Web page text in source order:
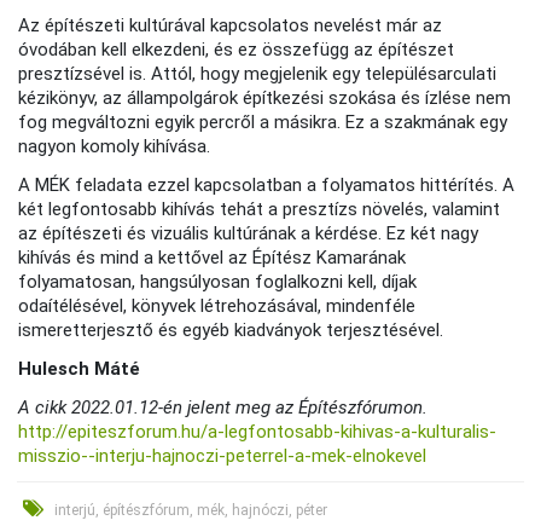
Az építészeti kultúrával kapcsolatos nevelést már az
óvodában kell elkezdeni, és ez összefügg az építészet
presztízsével is. Attól, hogy megjelenik egy településarculati
kézikönyv, az állampolgárok építkezési szokása és ízlése nem
fog megváltozni egyik percről a másikra. Ez a szakmának egy
nagyon komoly kihívása.
A MÉK feladata ezzel kapcsolatban a folyamatos hittérítés. A
két legfontosabb kihívás tehát a presztízs növelés, valamint
az építészeti és vizuális kultúrának a kérdése. Ez két nagy
kihívás és mind a kettővel az Építész Kamarának
folyamatosan, hangsúlyosan foglalkozni kell, díjak
odaítélésével, könyvek létrehozásával, mindenféle
ismeretterjesztő és egyéb kiadványok terjesztésével.
Hulesch Máté
A cikk 2022.01.12-én jelent meg az Építészfórumon.
http://epiteszforum.hu/a-legfontosabb-kihivas-a-kulturalis-
misszio--interju-hajnoczi-peterrel-a-mek-elnokevel
interjú, építészfórum, mék, hajnóczi, péter